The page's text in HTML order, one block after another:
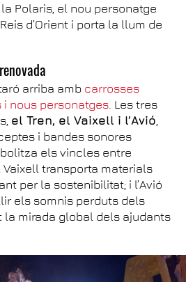
Polaris, el nou personatge
d’Orient i porta la llum de
arriba amb carrosses
nous personatges . Les tres
el Tren, el Vaixell i l’Avió
i bandes sonores
els vincles entre
transporta materials
per la sostenibilitat; i l’Avió
els somnis perduts dels
la mirada global dels ajudants